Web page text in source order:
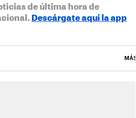
de última hora de
Descárgate aquí la app
MÁS